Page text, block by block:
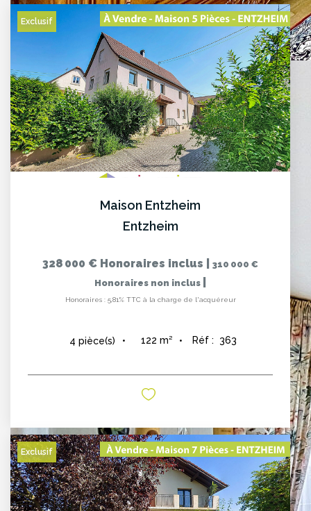
Exclusif
Maison Entzheim
Entzheim
328 000 € Honoraires inclus
310 000 €
Honoraires non inclus
Honoraires : 5,81% TTC à la charge de l'acquéreur
4 pièce(s) 122 m² Réf : 363
Exclusif